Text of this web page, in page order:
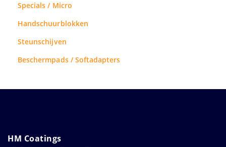
Specials / Micro
Handschuurblokken
Steunschijven
Beschermpads / Softadapters
HM Coatings